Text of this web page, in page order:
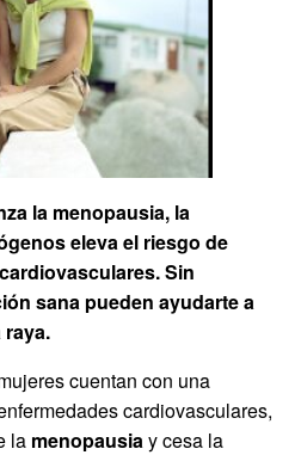
la menopausia, la
eleva el riesgo de
Sin
sana pueden ayudarte a
raya.
cuentan con una
cardiovasculares,
la menopausiay cesa la